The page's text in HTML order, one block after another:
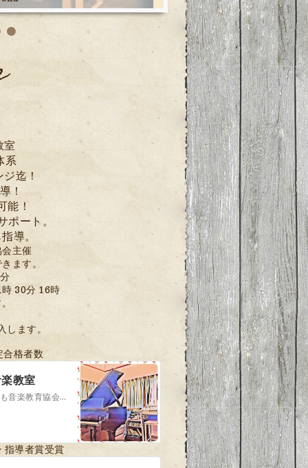
室
系
迄！
！
能！
ート。
導。
主催
ます。
30分 16時
ます。
合格者数
教室
ソルフェージュ検定ソルフェージュ検定 │ 一般社団法人 日本こども音楽教育協会nko-kyoiku.jp山野音楽教室 合格者 （2026年6月末迄）8級 １名 11級 2名 12級 2名
指導者賞受賞